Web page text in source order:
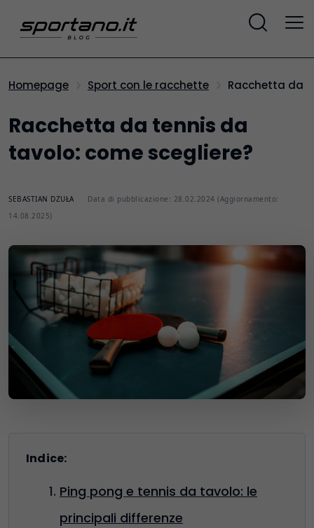
Homepage Sport con le racchette Racchetta da
Racchetta da tennis da
tavolo: come scegliere?
SEBASTIAN DZUŁA
Data di pubblicazione: 28.02.2024 (Aggiornamento:
14.08.2025)
Indice:
Ping pong e tennis da tavolo: le
principali differenze